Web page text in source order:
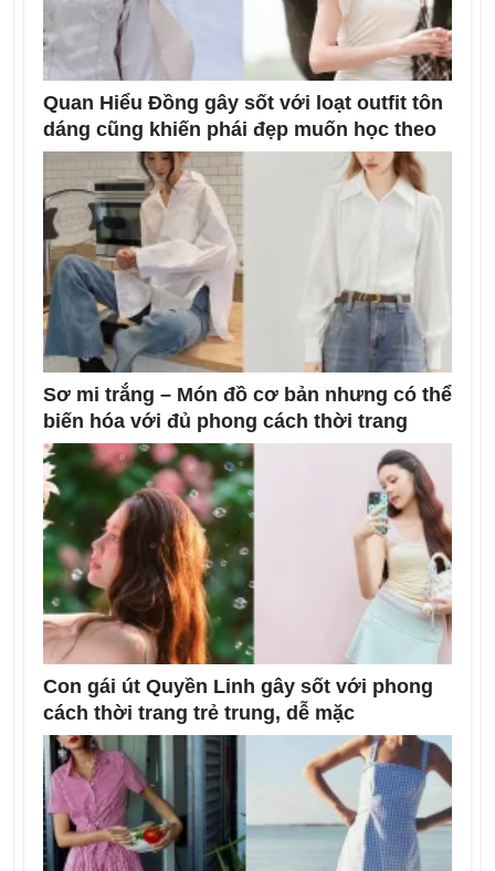
Quan Hiểu Đồng gây sốt với loạt outfit tôn
dáng cũng khiến phái đẹp muốn học theo
Sơ mi trắng – Món đồ cơ bản nhưng có thể
biến hóa với đủ phong cách thời trang
Con gái út Quyền Linh gây sốt với phong
cách thời trang trẻ trung, dễ mặc